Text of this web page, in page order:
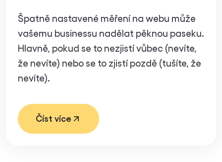
Špatně nastavené měření na webu může
vašemu businessu nadělat pěknou paseku.
Hlavně, pokud se to nezjistí vůbec (nevíte,
že nevíte) nebo se to zjistí pozdě (tušíte, že
nevíte).
Číst více